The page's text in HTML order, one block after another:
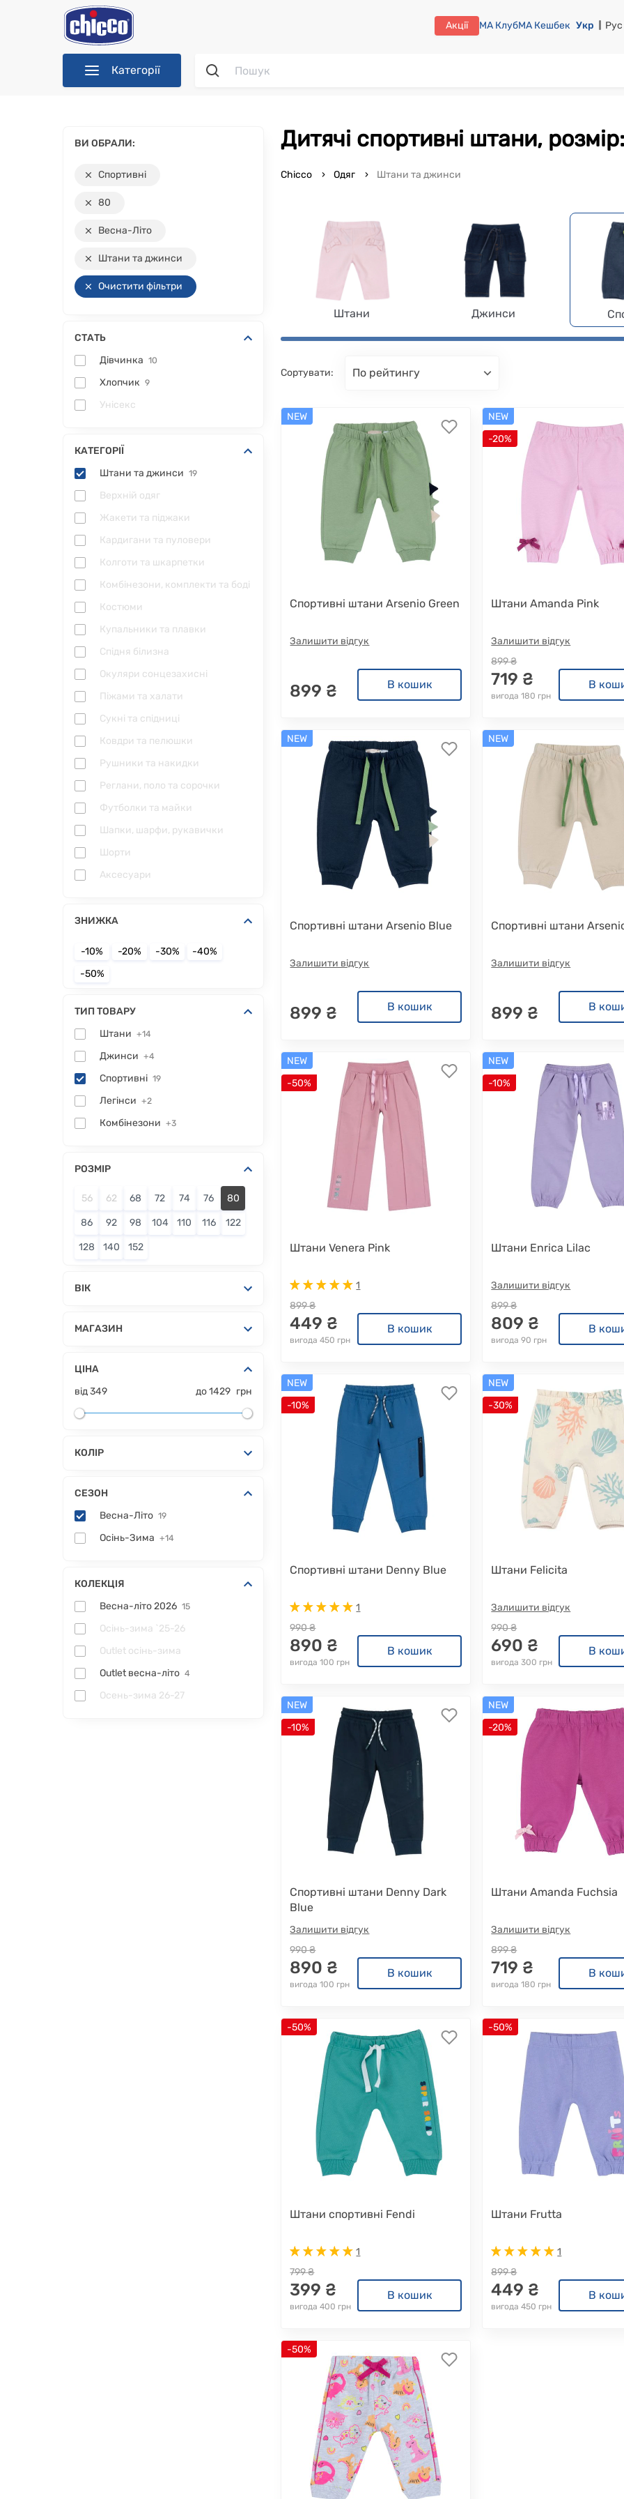
Акції МА КлубМА Кешбек Укр Рус
Категорії
ВИ ОБРАЛИ:
Спортивні
80
Весна-Літо
Штани та джинси
Очистити фільтри
СТАТЬ
Дівчинка 10
Хлопчик 9
Унісекс
КАТЕГОРІЇ
Штани та джинси 19
Верхній одяг
Жакети та піджаки
Кардигани та пуловери
Колготи та шкарпетки
Комбінезони, комплекти та боді
Костюми
Купальники та плавки
Спідня білизна
Окуляри сонцезахисні
Піжами та халати
Сукні та спідниці
Ковдри та пелюшки
Рушники та накидки
Реглани, поло та сорочки
Футболки та майки
Шапки, шарфи, рукавички
Шорти
Аксесуари
ЗНИЖКА
-10% -20% -30%
-40%
-50%
ТИП ТОВАРУ
Штани +14
Джинси +4
Спортивні 19
Легінси +2
Комбінезони +3
РОЗМІР
56 62 68 72 74 76 80
86 92 98 104 110 116 122
128 140 152
ВІК
МАГАЗИН
ЦІНА
від349 до 1429 грн
КОЛІР
СЕЗОН
Весна-Літо 19
Осінь-Зима +14
КОЛЕКЦІЯ
Весна-літо 2026 15
Осінь-зима `25-26
Outlet осінь-зима
Outlet весна-літо 4
Осень-зима 26-27
Дитячі спортивні штани,
Chicco Одяг Штани та джинси
Штани Джинси
Сортувати: по рейтингу
NEW
Спортивні штани Arsenio Green
Залишити відгук
899 ₴ В кошик
NEW
-20%
Штани Amanda Pink
Залишити відгук
899 ₴
719 ₴
вигода 180 грн
В
NEW
Спортивні штани Arsenio Blue
Залишити відгук
899 ₴ В кошик
NEW
Спортивні штани
Залишити відгук
899 ₴ В
NEW
-50%
Штани Venera Pink
1
899 ₴
449 ₴
вигода 450 грн
В кошик
NEW
-10%
Штани Enrica Lilac
Залишити відгук
899 ₴
809 ₴
вигода 90 грн
В
NEW
-10%
Спортивні штани Denny Blue
1
990 ₴
890 ₴
вигода 100 грн
В кошик
NEW
-30%
Штани Felicita
Залишити відгук
990 ₴
690 ₴
вигода 300 грн
В
NEW
-10%
Спортивні штани Denny Dark
Blue
Залишити відгук
990 ₴
890 ₴
вигода 100 грн
В кошик
NEW
-20%
Штани Amanda Fuchsia
Залишити відгук
899 ₴
719 ₴
вигода 180 грн
В
-50%
Штани спортивні Fendi
1
799 ₴
399 ₴
вигода 400 грн
В кошик
-50%
Штани Frutta
1
899 ₴
449 ₴
вигода 450 грн
В
-50%